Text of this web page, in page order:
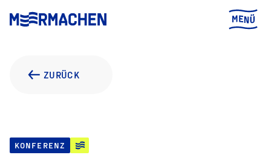
ZURÜCK
KONFERENZ